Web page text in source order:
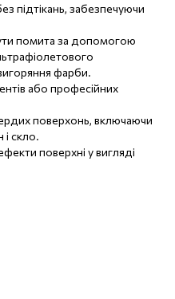
підтікань, забезпечуючи
помита за допомогою
фарби.
або професійних
поверхонь, включаючи
скло.
поверхні у вигляді